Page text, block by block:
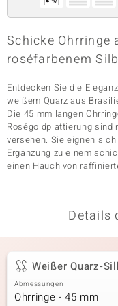
Classics
Schicke Ohrringe
roséfarbenem
Entdecken Sie die
weißem Quarz aus
Die 45 mm langen
Roségoldplattierung
versehen. Sie eignen
Ergänzung zu einem
einen Hauch von
Details
Weißer Quarz-
Abmessungen
Ohrringe - 45 mm